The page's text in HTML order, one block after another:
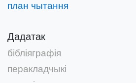
план чытання
Дадатак
бібліяграфія
перакладчыкі